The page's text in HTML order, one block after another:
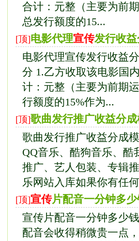
合计：元整（主要为前
总发行额度的15...
[顶]电影代理宣传发行收
电影代理宣传发行收益
分 1.乙方收取该电影国
计：元整（主要为前期
行额度的15%作为...
[顶]歌曲发行推广收益分
歌曲发行推广收益分成
QQ音乐、酷狗音乐、
推广、艺人包装、专辑
乐网站入库如果你有任
[顶]宣传片配音一分钟多少
宣传片配音一分钟多少
配音会收得稍微贵一点